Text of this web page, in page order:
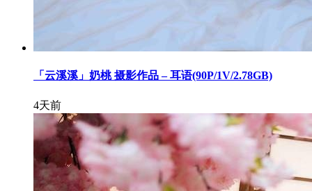
「云溪溪」奶桃 摄影作品 – 耳语(90P/1V/2.78GB)
4天前